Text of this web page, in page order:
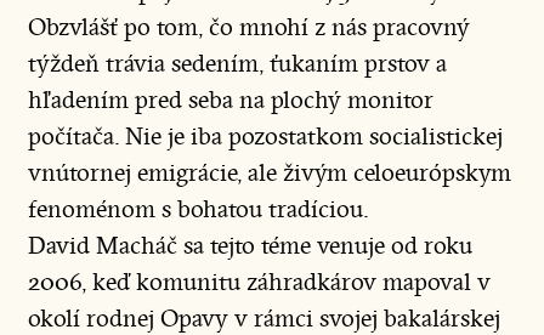
Obzvlášť po tom, čo mnohí z nás pracovný
týždeň trávia sedením, ťukaním prstov a
hľadením pred seba na plochý monitor
počítača. Nie je iba pozostatkom socialistickej
vnútornej emigrácie, ale živým celoeurópskym
fenoménom s bohatou tradíciou.
David Macháč sa tejto téme venuje od roku
2006, keď komunitu záhradkárov mapoval v
okolí rodnej Opavy v rámci svojej bakalárskej